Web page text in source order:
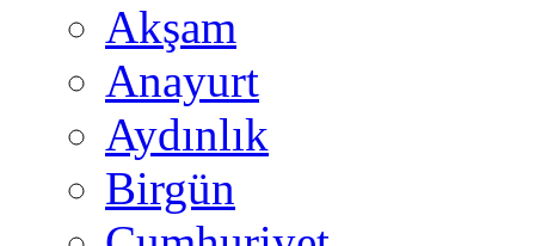
Akşam
Anayurt
Aydınlık
Birgün